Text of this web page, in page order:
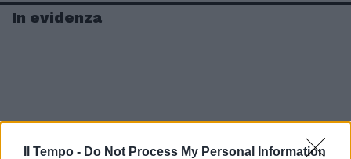
Il Tempo - Do Not Process My Personal Information
In evidenza